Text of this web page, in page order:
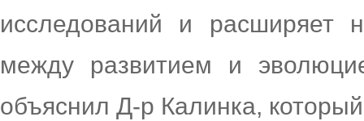
исследований и расширяет
между развитием и
объяснил Д-р Калинка,